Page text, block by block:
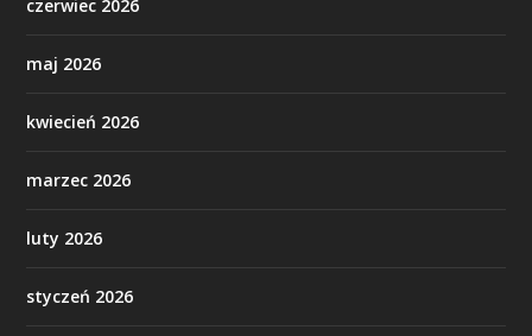
czerwiec 2026
maj 2026
kwiecień 2026
marzec 2026
luty 2026
styczeń 2026